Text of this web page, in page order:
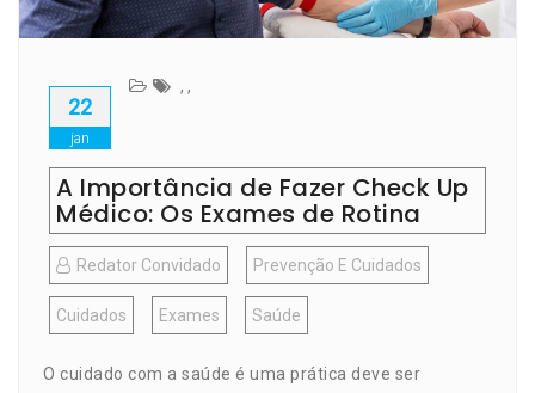
22
jan
A Importância de Fazer Check Up
Médico: Os Exames de Rotina
Redator Convidado Prevenção E Cuidados
Cuidados
,
Exames
,
Saúde
O cuidado com a saúde é uma prática deve ser